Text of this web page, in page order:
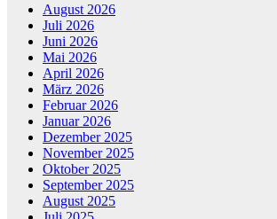
August 2026
Juli 2026
Juni 2026
Mai 2026
April 2026
März 2026
Februar 2026
Januar 2026
Dezember 2025
November 2025
Oktober 2025
September 2025
August 2025